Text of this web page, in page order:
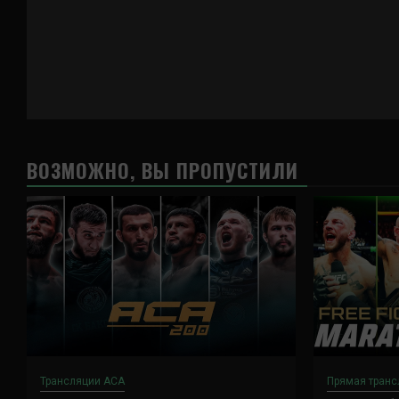
ВОЗМОЖНО, ВЫ ПРОПУСТИЛИ
Трансляции ACA Прямая